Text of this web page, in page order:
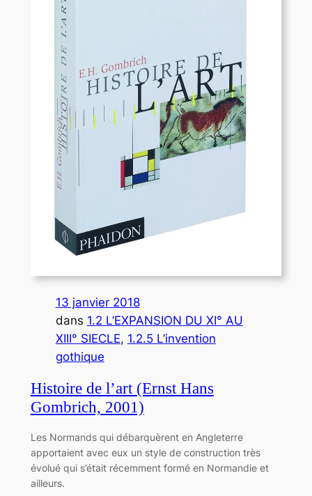
13 janvier 2018
dans 1.2 L’EXPANSION DU XI° AU
XIII° SIECLE, 1.2.5 L’invention
gothique
Histoire de l’art (Ernst Hans
Gombrich, 2001)
Les Normands qui débarquèrent en Angleterre
apportaient avec eux un style de construction très
évolué qui s’était récemment formé en Normandie et
ailleurs.